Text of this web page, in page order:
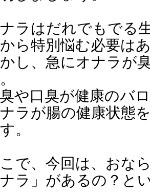
ラはだれでもでる
ら特別悩む必要は
し、急にオナラが
や口臭が健康のバ
ラが腸の健康状態
。
で、今回は、おな
ラ」があるの？と